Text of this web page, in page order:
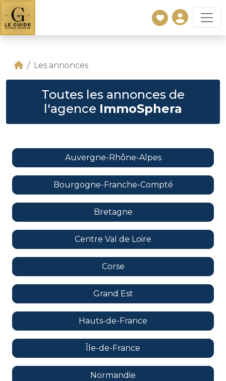
Les annonces
Toutes les annonces de
l'agence ImmoSphera
Auvergne-Rhône-Alpes
Bourgogne-Franche-Compté
Bretagne
Centre Val de Loire
Corse
Grand Est
Hauts-de-France
Île-de-France
Normandie